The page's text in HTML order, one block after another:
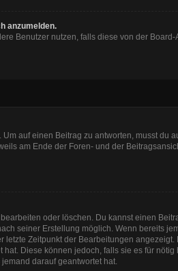
anzumelden.
Benutzer nutzen, falls diese von der
auf einen Beitrag zu antworten, musst du
am Ende der Foren- und der
oder löschen. Du kannst einen
seiner Erstellung möglich. Wenn bereits
Zeitpunkt der Bearbeitungen
Diese können jedoch, falls sie es für
darauf geantwortet hat.